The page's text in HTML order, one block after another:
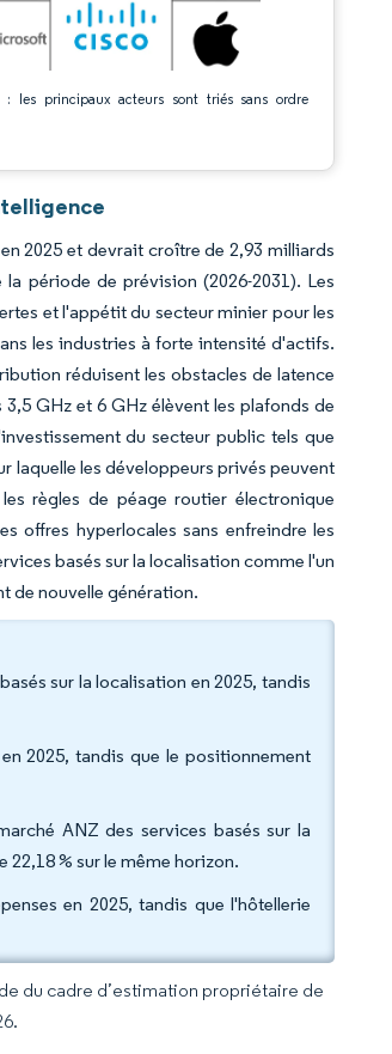
: les principaux acteurs sont triés sans ordre
2025 et devrait croître de 2,93 milliards
période de prévision (2026-2031). Les
et l'appétit du secteur minier pour les
les industries à forte intensité d'actifs.
réduisent les obstacles de latence
GHz et 6 GHz élèvent les plafonds de
du secteur public tels que
laquelle les développeurs privés peuvent
règles de péage routier électronique
offres hyperlocales sans enfreindre les
basés sur la localisation comme l'un
de nouvelle génération.
sur la localisation en 2025, tandis
2025, tandis que le positionnement
ANZ des services basés sur la
% sur le même horizon.
en 2025, tandis que l'hôtellerie
du cadre d’estimation propriétaire de